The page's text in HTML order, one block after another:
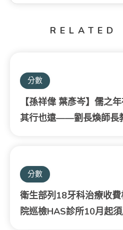
RELATED
分數
【孫祥偉 葉彥岑】儒之
其行也遠——劉長煥師長
分數
衛生部列18牙科治療收
院巡檢HAS診所10月起